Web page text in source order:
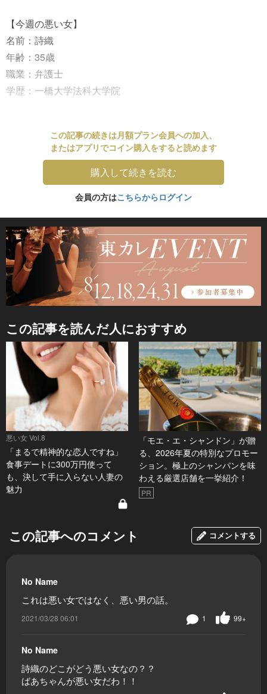
【今週の悪い女】
名前：詩織
年齢：35歳
職業：弁護士
学歴：一橋大学法科大学院
この記事の続きは月額プラン会員への加入、
またはアプリでコイン購入をすると読めます
購入して続きを読む
会員の方はこちらからログイン
この記事を読んだ人におすすめ
悪い女 Vol.8
「まるで精神的な恋人ですね」
食事デートに300万円使って
も、決して手に入らない人妻の
魅力
「モエ・エ・シャンドン」が贈
る、2026年夏の特別なプロモー
ション。極上のシャンパンを味
わえる厳選店舗を一挙紹介！
PR
この記事へのコメント コメントする
No Name
これは悪い女ではなく、悪い男の話。
2021/03/28 06:01 99+
1
No Name
詩織のどこがどう悪い女なの？？
ばあちゃんが悪い女だわ！！